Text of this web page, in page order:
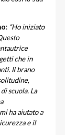
“Ho iniziato
che in
Il brano
scuola. La
ha aiutato a
e il